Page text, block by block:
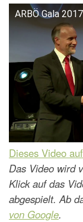
ARBÖ Gala
Dieses Video
Das Video wird
Klick auf das
abgespielt. Ab
von Google.